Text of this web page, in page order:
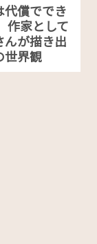
代償ででき
作家として
んが描き出
世界観